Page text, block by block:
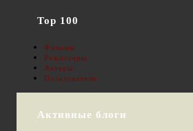
Top 100
Фильмы
Режиссеры
Актеры
Пользователи
Активные блоги